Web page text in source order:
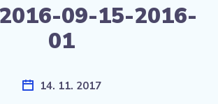
09-15-2016-
01
14. 11. 2017